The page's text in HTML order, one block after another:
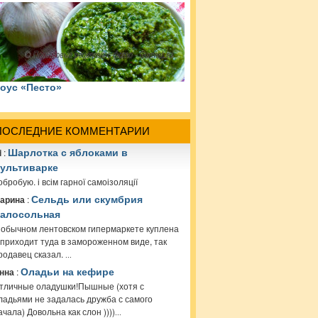
«Песто»
КОММЕНТАРИИ
: Шарлотка с яблоками в
і всім гарної самоізоляції
:Сельдь или скумбрия
лентовском гипермаркете куплена
туда в замороженном виде, так
сказал. ...
:Оладьи на кефире
оладушки!Пышные (хотя с
не задалась дружба с самого
Довольна как слон ))))...